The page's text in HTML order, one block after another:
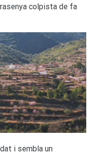
colpista de fa
i sembla un